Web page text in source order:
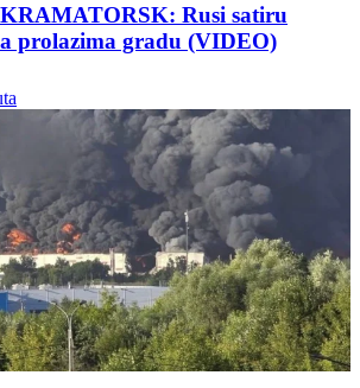
Rusi satiru
prolazima gradu (VIDEO)